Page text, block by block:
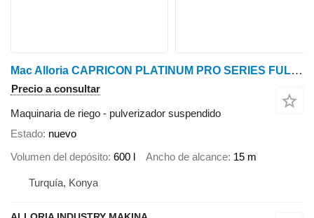
Mac Alloria CAPRICON PLATINUM PRO SERIES FULL AUTOMATIC U TYPE MODLES
Precio a consultar
Maquinaria de riego - pulverizador suspendido
Estado nuevo
Volumen del depósito 600 l Ancho de alcance 15 m
Turquía, Konya